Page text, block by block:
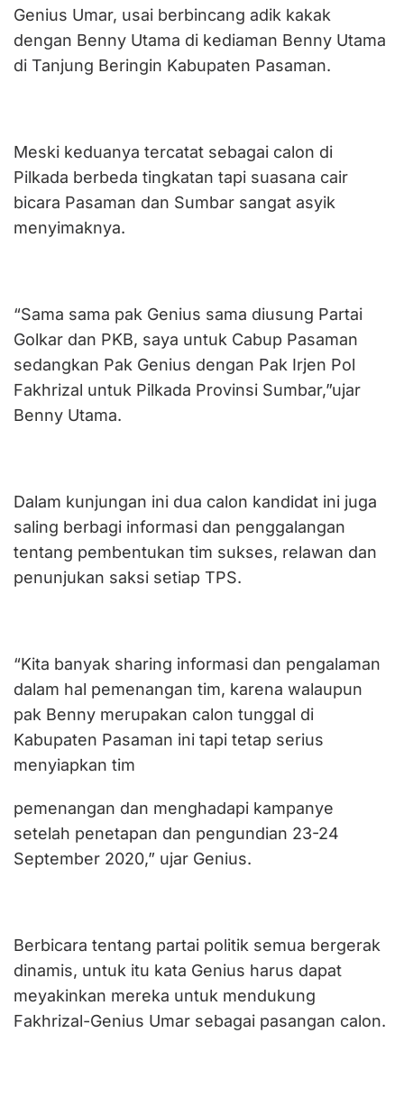
Genius Umar, usai berbincang adik kakak
dengan Benny Utama di kediaman Benny Utama
di Tanjung Beringin Kabupaten Pasaman.
Meski keduanya tercatat sebagai calon di
Pilkada berbeda tingkatan tapi suasana cair
bicara Pasaman dan Sumbar sangat asyik
menyimaknya.
“Sama sama pak Genius sama diusung Partai
Golkar dan PKB, saya untuk Cabup Pasaman
sedangkan Pak Genius dengan Pak Irjen Pol
Fakhrizal untuk Pilkada Provinsi Sumbar,”ujar
Benny Utama.
Dalam kunjungan ini dua calon kandidat ini juga
saling berbagi informasi dan penggalangan
tentang pembentukan tim sukses, relawan dan
penunjukan saksi setiap TPS.
“Kita banyak sharing informasi dan pengalaman
dalam hal pemenangan tim, karena walaupun
pak Benny merupakan calon tunggal di
Kabupaten Pasaman ini tapi tetap serius
menyiapkan tim
pemenangan dan menghadapi kampanye
setelah penetapan dan pengundian 23-24
September 2020,” ujar Genius.
Berbicara tentang partai politik semua bergerak
dinamis, untuk itu kata Genius harus dapat
meyakinkan mereka untuk mendukung
Fakhrizal-Genius Umar sebagai pasangan calon.